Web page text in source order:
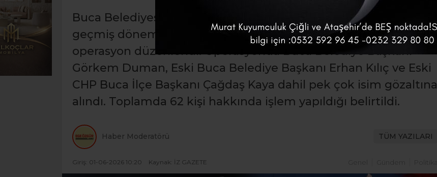
Buca Belediyesi’ne yönelik olarak hem bu dönemi hem de
geçmiş dönemi kapsayan bir soruşturma kapsamında
operasyon düzenlendi. Operasyonda Buca Belediye Başkanı
Görkem Duman, Eski Buca Belediye Başkanı Erhan Kılıç ve Eski
CHP Buca İlçe Başkanı Çağdaş Kaya dahil pek çok isim gözaltına
alındı. Toplamda 62 kişi hakkında işlem yapıldığı belirtildi.
Haber Moderatörü TÜM YAZILARI
Giriş: 01-06-2026 10:20 Kaynak: İZ GAZETE Gündem Politika